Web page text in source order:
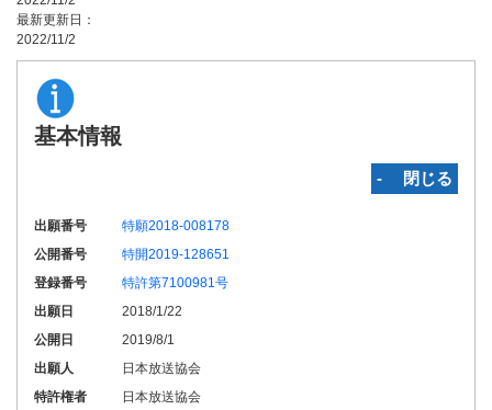
最新更新日：
2022/11/2
基本情報
‐ 閉じる
出願番号
特願2018-008178
公開番号
特開2019-128651
登録番号
特許第7100981号
出願日
2018/1/22
公開日
2019/8/1
出願人
日本放送協会
特許権者
日本放送協会